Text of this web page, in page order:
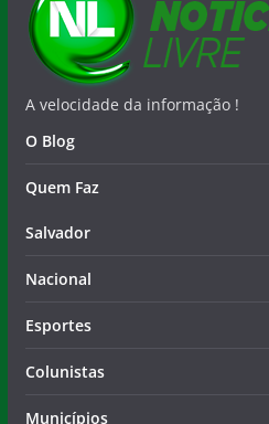
A velocidade da informação !
O Blog
Quem Faz
Salvador
Nacional
Esportes
Colunistas
Municípios